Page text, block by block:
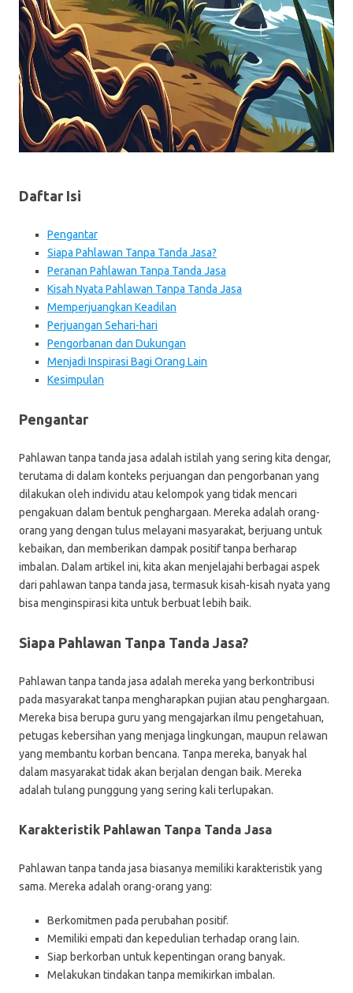
Daftar Isi
Pengantar
Siapa Pahlawan Tanpa Tanda Jasa?
Peranan Pahlawan Tanpa Tanda Jasa
Kisah Nyata Pahlawan Tanpa Tanda Jasa
Memperjuangkan Keadilan
Perjuangan Sehari-hari
Pengorbanan dan Dukungan
Menjadi Inspirasi Bagi Orang Lain
Kesimpulan
Pengantar
Pahlawan tanpa tanda jasa adalah istilah yang sering kita dengar,
terutama di dalam konteks perjuangan dan pengorbanan yang
dilakukan oleh individu atau kelompok yang tidak mencari
pengakuan dalam bentuk penghargaan. Mereka adalah orang-
orang yang dengan tulus melayani masyarakat, berjuang untuk
kebaikan, dan memberikan dampak positif tanpa berharap
imbalan. Dalam artikel ini, kita akan menjelajahi berbagai aspek
dari pahlawan tanpa tanda jasa, termasuk kisah-kisah nyata yang
bisa menginspirasi kita untuk berbuat lebih baik.
Siapa Pahlawan Tanpa Tanda Jasa?
Pahlawan tanpa tanda jasa adalah mereka yang berkontribusi
pada masyarakat tanpa mengharapkan pujian atau penghargaan.
Mereka bisa berupa guru yang mengajarkan ilmu pengetahuan,
petugas kebersihan yang menjaga lingkungan, maupun relawan
yang membantu korban bencana. Tanpa mereka, banyak hal
dalam masyarakat tidak akan berjalan dengan baik. Mereka
adalah tulang punggung yang sering kali terlupakan.
Karakteristik Pahlawan Tanpa Tanda Jasa
Pahlawan tanpa tanda jasa biasanya memiliki karakteristik yang
sama. Mereka adalah orang-orang yang:
Berkomitmen pada perubahan positif.
Memiliki empati dan kepedulian terhadap orang lain.
Siap berkorban untuk kepentingan orang banyak.
Melakukan tindakan tanpa memikirkan imbalan.